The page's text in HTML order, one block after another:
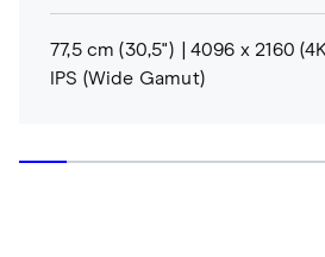
77,5 cm (30,5")
4096 x 2160
IPS (Wide Gamut)